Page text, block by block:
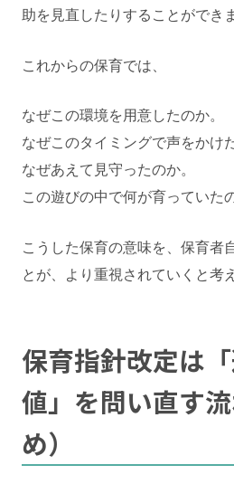
助を見直したりすることができま
これからの保育では、
なぜこの環境を用意したのか。
なぜこのタイミングで声をかけ
なぜあえて見守ったのか。
この遊びの中で何が育っていたの
こうした保育の意味を、保育者
とが、より重視されていくと考
保育指針改定は
値」を問い直す
め）